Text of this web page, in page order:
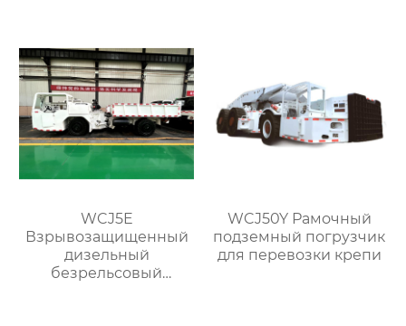
WCJ5E
Взрывозащищенный
дизельный
безрельсовый
WCJ50Y Рамочный
подземный погрузчик
для перевозки крепи